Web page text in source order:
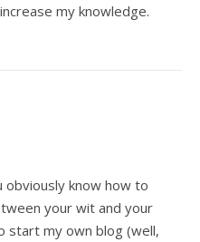
my knowledge.
obviously know how to
your wit and your
start my own blog (well,